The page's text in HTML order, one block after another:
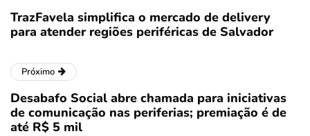
TrazFavela simplifica o mercado de delivery
para atender regiões periféricas de Salvador
Próximo
Desabafo Social abre chamada para iniciativas
de comunicação nas periferias; premiação é de
até R$ 5 mil